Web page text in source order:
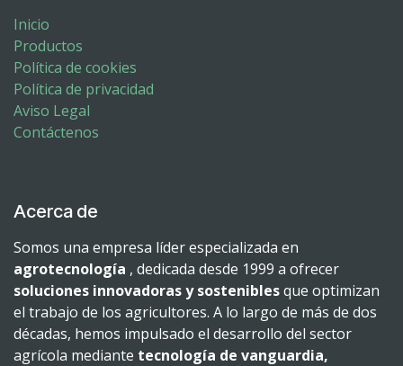
Inicio
Productos
Política de cookies
Política de privacidad
Aviso Legal
Contáctenos
Acerca de
Somos una empresa líder especializada en
agrotecnología , dedicada desde 1999 a ofrecer
soluciones innovadoras y sosteniblesque optimizan
el trabajo de los agricultores. A lo largo de más de dos
décadas, hemos impulsado el desarrollo del sector
agrícola mediante tecnología de vanguardia,